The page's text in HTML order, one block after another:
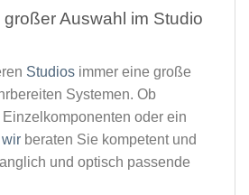
Auswahl im Studio
Studios immer eine große
Systemen. Ob
oder ein
wir beraten Sie kompetent und
und optisch passende